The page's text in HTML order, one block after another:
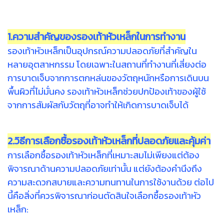
1.ความสำคัญของรองเท้าหัวเหล็กในการทำงาน
รองเท้าหัวเหล็กเป็นอุปกรณ์ความปลอดภัยที่สำคัญใน
หลายอุตสาหกรรม โดยเฉพาะในสถานที่ทำงานที่เสี่ยงต่อ
การบาดเจ็บจากการตกหล่นของวัตถุหนักหรือการเดินบน
พื้นผิวที่ไม่มั่นคง รองเท้าหัวเหล็กช่วยปกป้องเท้าของผู้ใช้
จากการสัมผัสกับวัตถุที่อาจทำให้เกิดการบาดเจ็บได้
2.วิธีการเลือกซื้อรองเท้าหัวเหล็กที่ปลอดภัยและคุ้มค่า
การเลือกซื้อรองเท้าหัวเหล็กที่เหมาะสมไม่เพียงแต่ต้อง
พิจารณาด้านความปลอดภัยเท่านั้น แต่ยังต้องคำนึงถึง
ความสะดวกสบายและความทนทานในการใช้งานด้วย ต่อไป
นี้คือสิ่งที่ควรพิจารณาก่อนตัดสินใจเลือกซื้อรองเท้าหัว
เหล็ก: